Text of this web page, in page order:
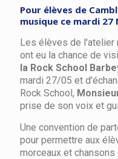
Pour élèves de
musique ce mardi 27
Les élèves de l'atelier
ont eu la chance de
la Rock School
mardi 27/05 et
Rock School,
prise de son voix et
Une convention de
pour permettre aux
morceaux et